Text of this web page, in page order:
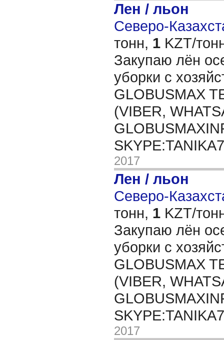
Лен / льон
Северо-
тонн, 1 KZT/
Закупаю лён
уборки с
GLOBUSMAX
(VIBER,
2017
Лен / льон
Северо-
тонн, 1 KZT/
Закупаю лён
уборки с
GLOBUSMAX
(VIBER,
2017